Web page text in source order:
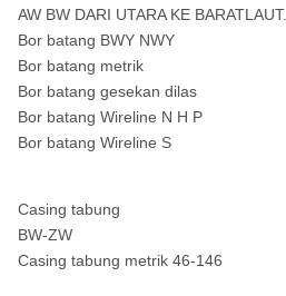
AW BW DARI UTARA KE BARATLAUT.
Bor batang BWY NWY
Bor batang metrik
Bor batang gesekan dilas
Bor batang Wireline N H P
Bor batang Wireline S
Casing tabung
BW-ZW
Casing tabung metrik 46-146